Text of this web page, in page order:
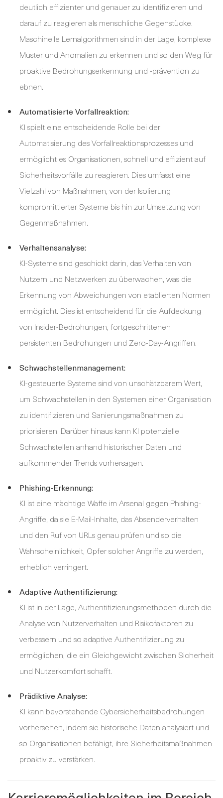
deutlich effizienter und genauer zu identifizieren und
darauf zu reagieren als menschliche Gegenstücke.
Maschinelle Lernalgorithmen sind in der Lage, komplexe
Muster und Anomalien zu erkennen und so den Weg für
proaktive Bedrohungserkennung und -prävention zu
ebnen.
Automatisierte Vorfallreaktion:
KI spielt eine entscheidende Rolle bei der
Automatisierung des Vorfallreaktionsprozesses und
ermöglicht es Organisationen, schnell und effizient auf
Sicherheitsvorfälle zu reagieren. Dies umfasst eine
Vielzahl von Maßnahmen, von der Isolierung
kompromittierter Systeme bis hin zur Umsetzung von
Gegenmaßnahmen.
Verhaltensanalyse:
KI-Systeme sind geschickt darin, das Verhalten von
Nutzern und Netzwerken zu überwachen, was die
Erkennung von Abweichungen von etablierten Normen
ermöglicht. Dies ist entscheidend für die Aufdeckung
von Insider-Bedrohungen, fortgeschrittenen
persistenten Bedrohungen und Zero-Day-Angriffen.
Schwachstellenmanagement:
KI-gesteuerte Systeme sind von unschätzbarem Wert,
um Schwachstellen in den Systemen einer Organisation
zu identifizieren und Sanierungsmaßnahmen zu
priorisieren. Darüber hinaus kann KI potenzielle
Schwachstellen anhand historischer Daten und
aufkommender Trends vorhersagen.
Phishing-Erkennung:
KI ist eine mächtige Waffe im Arsenal gegen Phishing-
Angriffe, da sie E-Mail-Inhalte, das Absenderverhalten
und den Ruf von URLs genau prüfen und so die
Wahrscheinlichkeit, Opfer solcher Angriffe zu werden,
erheblich verringert.
Adaptive Authentifizierung:
KI ist in der Lage, Authentifizierungsmethoden durch die
Analyse von Nutzerverhalten und Risikofaktoren zu
verbessern und so adaptive Authentifizierung zu
ermöglichen, die ein Gleichgewicht zwischen Sicherheit
und Nutzerkomfort schafft.
Prädiktive Analyse:
KI kann bevorstehende Cybersicherheitsbedrohungen
vorhersehen, indem sie historische Daten analysiert und
so Organisationen befähigt, ihre Sicherheitsmaßnahmen
proaktiv zu verstärken.